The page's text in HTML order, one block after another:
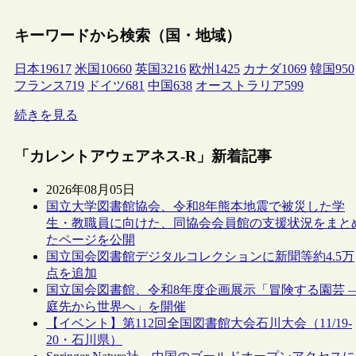
キーワードから検索（国・地域）
日本19617 米国 10660 英国3216 欧州 1425 カナダ1069 韓国950
フランス719 ドイツ681 中国638 オーストラリア599
続きを見る
「カレントアウェアネス-R」新着記事
2026年08月05日
国立大学図書館協会、令和8年熊本地震で被災した学
生・教職員に向けた、同協会会員館の支援状況をまと
たページを公開
国立国会図書館デジタルコレクションに新聞等約4.5万
点を追加
国立国会図書館、令和8年度企画展示「冒険する園芸
庭先から世界へ」を開催
【イベント】第112回全国図書館大会石川大会（11/19-
20・石川県）